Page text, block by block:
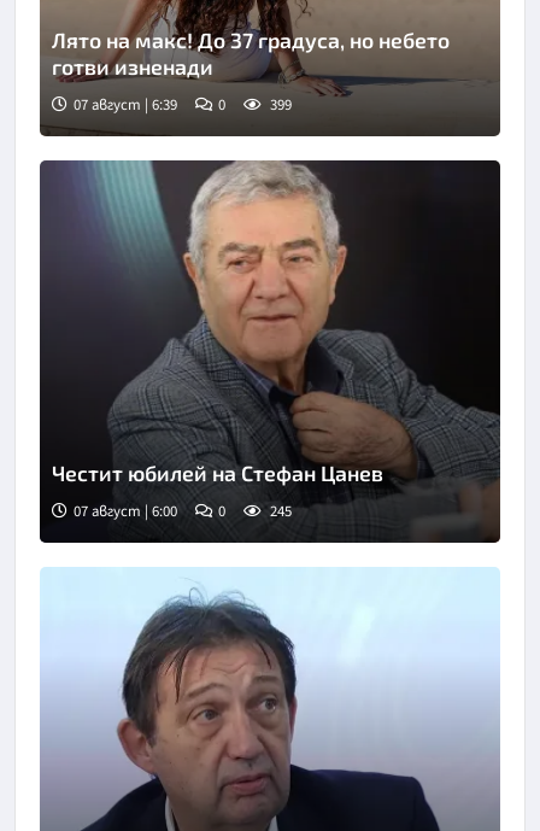
Лято на макс! До 37 градуса, но небето
готви изненади
07 август | 6:39 0 399
Снимка: БНР
Честит юбилей на Стефан Цанев
07 август | 6:00 0 245